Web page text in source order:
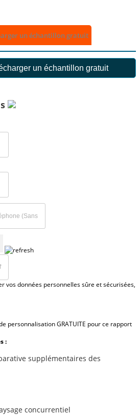
un échantillon gratuit
un échantillon gratuit
vos données personnelles sûre et sécurisées,
personnalisation GRATUITE pour ce rapport
:
supplémentaires des
concurrentiel